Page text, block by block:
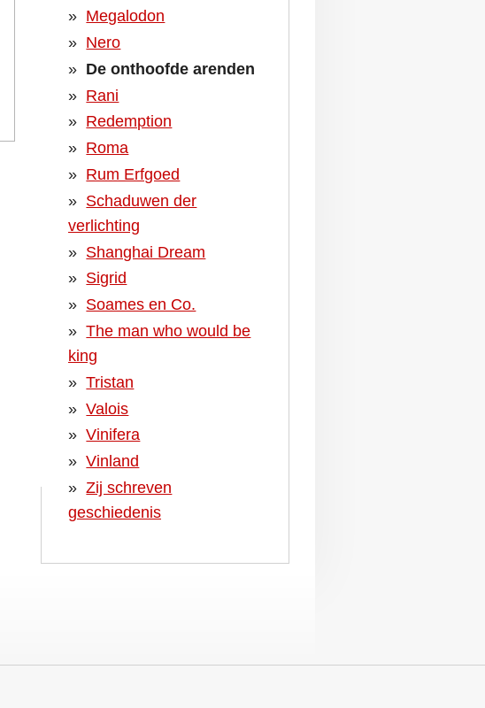
Megalodon
Nero
De onthoofde arenden
Rani
Redemption
Roma
Rum Erfgoed
Schaduwen der
verlichting
Shanghai Dream
Sigrid
Soames en Co.
The man who would be
king
Tristan
Valois
Vinifera
Vinland
Zij schreven
geschiedenis